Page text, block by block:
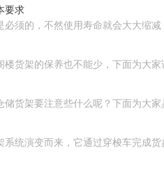
要求
须的，不然使用寿命就会大大缩
货架的保养也不能少，下面为大家
货架要注意些什么呢？下面为大家
统演变而来，它通过穿梭车完成